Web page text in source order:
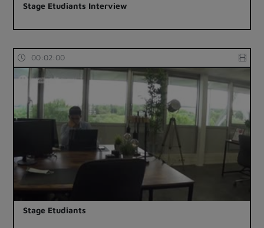
Stage Etudiants Interview
00:02:00
Stage Etudiants